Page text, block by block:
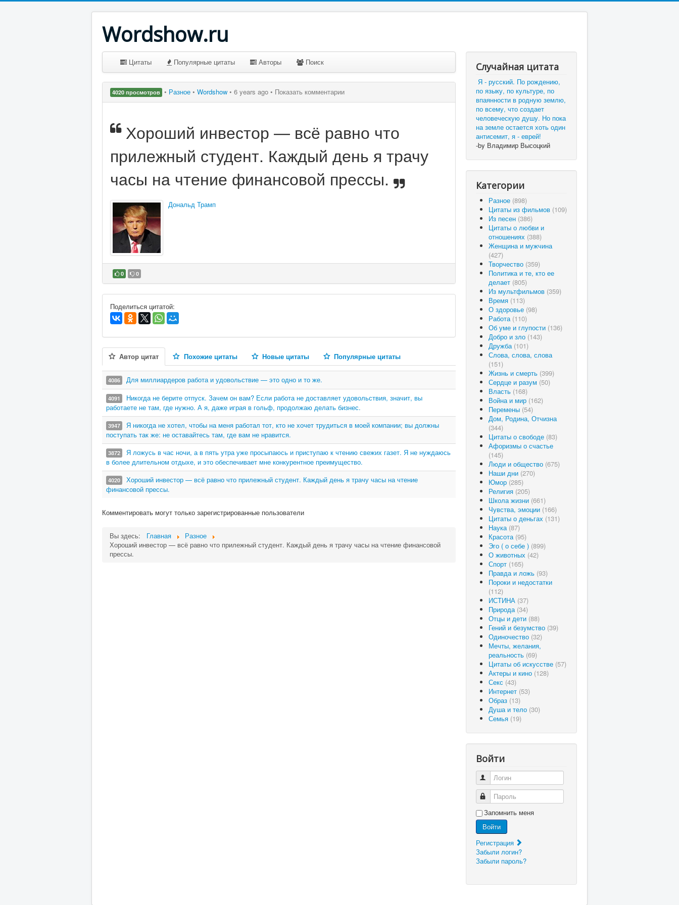
Wordshow.ru
Цитаты Популярные цитаты Авторы Поиск
4020 просмотров • Разное • Wordshow • 6 years ago • Показать комментарии
Хороший инвестор — всё равно что
прилежный студент. Каждый день я трачу
часы на чтение финансовой прессы.
Дональд Трамп
0 0
В избранное
Поделиться цитатой:
Автор цитат Похожие цитаты Новые цитаты Популярные цитаты
4086 Для миллиардеров работа и удовольствие — это одно и то же.
4091
Никогда не берите отпуск. Зачем он вам? Если работа не доставляет удовольствия, значит, вы
работаете не там, где нужно. А я, даже играя в гольф, продолжаю делать бизнес.
3947
Я никогда не хотел, чтобы на меня работал тот, кто не хочет трудиться в моей компании; вы должны
поступать так же: не оставайтесь там, где вам не нравится.
3872
Я ложусь в час ночи, а в пять утра уже просыпаюсь и приступаю к чтению свежих газет. Я не нуждаюсь
в более длительном отдыхе, и это обеспечивает мне конкурентное преимущество.
4020
Хороший инвестор — всё равно что прилежный студент. Каждый день я трачу часы на чтение
финансовой прессы.
Комментировать могут только зарегистрированные пользователи
Вы здесь: Главная
Разное
Хороший инвестор — всё равно что прилежный студент. Каждый день я трачу часы на чтение финансовой
прессы.
Случайная цитата
Я - русский. По рождению,
по языку, по культуре, по
впаянности в родную землю,
по всему, что создает
человеческую душу. Но пока
на земле остается хоть один
антисемит, я - еврей!
-by Владимир Высоцкий
Категории
Разное (898)
Цитаты из фильмов (109)
Из песен (386)
Цитаты о любви и
отношениях (388)
Женщина и мужчина
(427)
Творчество (359)
Политика и те, кто ее
делает (805)
Из мультфильмов (359)
Время (113)
О здоровье (98)
Работа (110)
Об уме и глупости (136)
Добро и зло (143)
Дружба (101)
Слова, слова, слова
(151)
Жизнь и смерть (399)
Сердце и разум (50)
Власть (168)
Война и мир (162)
Перемены (54)
Дом, Родина, Отчизна
(344)
Цитаты о свободе (83)
Афоризмы о счастье
(145)
Люди и общество (675)
Наши дни (270)
Юмор (285)
Религия (205)
Школа жизни (661)
Чувства, эмоции (166)
Цитаты о деньгах (131)
Наука (87)
Красота (95)
Эго ( о себе ) (899)
О животных (42)
Спорт (165)
Правда и ложь (93)
Пороки и недостатки
(112)
ИСТИНА (37)
Природа (34)
Отцы и дети (88)
Гений и безумство (39)
Одиночество (32)
Мечты, желания,
реальность (69)
Цитаты об искусстве (57)
Актеры и кино (128)
Секс (43)
Интернет (53)
Образ (13)
Душа и тело (30)
Семья (19)
Войти
Логин
Пароль
Запомнить меня
Войти
Регистрация
Забыли логин?
Забыли пароль?